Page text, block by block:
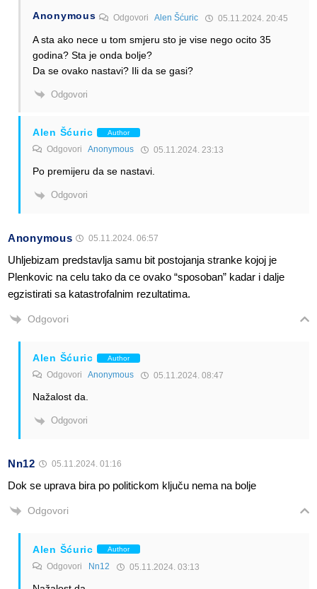
Anonymous OdgovoriAlen Šćuric 05.11.2024. 20:45
A sta ako nece u tom smjeru sto je vise nego ocito 35
godina? Sta je onda bolje?
Da se ovako nastavi? Ili da se gasi?
Odgovori
Alen Šćuric Author
Odgovori Anonymous 05.11.2024. 23:13
Po premijeru da se nastavi.
Odgovori
Anonymous 05.11.2024. 06:57
Uhljebizam predstavlja samu bit postojanja stranke kojoj je
Plenkovic na celu tako da ce ovako “sposoban” kadar i dalje
egzistirati sa katastrofalnim rezultatima.
Odgovori
Alen Šćuric Author
Odgovori Anonymous 05.11.2024. 08:47
Nažalost da.
Odgovori
Nn12 05.11.2024. 01:16
Dok se uprava bira po politickom ključu nema na bolje
Odgovori
Alen Šćuric Author
Odgovori Nn12 05.11.2024. 03:13